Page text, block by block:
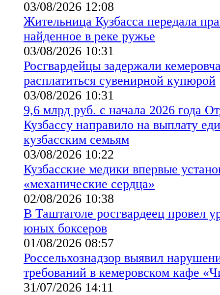
03/08/2026 12:08
Жительница Кузбасса передала
найденное в реке ружье
03/08/2026 10:31
Росгвардейцы задержали
расплатиться сувенирной купюрой
03/08/2026 10:31
9,6 млрд руб. с начала 2026 года
Кузбассу направило на выплату
кузбасским семьям
03/08/2026 10:22
Кузбасские медики впервые
«механические сердца»
02/08/2026 10:38
В Таштаголе росгвардеец провел
юных боксеров
01/08/2026 08:57
Россельхознадзор выявил
требований в кемеровском кафе
31/07/2026 14:11